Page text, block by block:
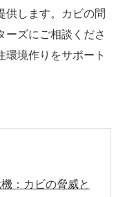
供します。カビの問
ーズにご相談くださ
環境作りをサポート
：カビの脅威と